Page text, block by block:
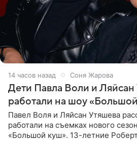
14 часов назад Соня Жарова
Дети Павла Воли и Ляйсан
работали на шоу
Павел Воля и Ляйсан Утяшева
работали на съемках нового
«Большой куш». 13-летние